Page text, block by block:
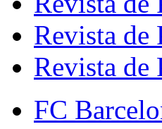
Revista de
Revista de
FC